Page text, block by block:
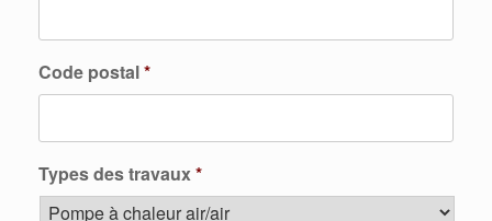
Code postal*
Types des travaux*